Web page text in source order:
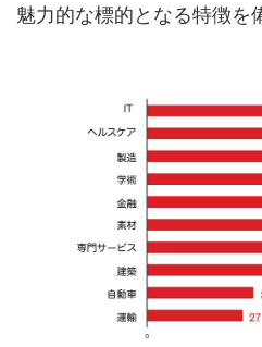
魅力的な標的となる特徴を